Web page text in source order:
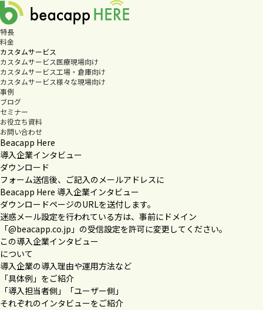
特長
料金
カスタムサービス
カスタムサービス医療現場向け
カスタムサービス工場・倉庫向け
カスタムサービス様々な現場向け
事例
ブログ
セミナー
お役立ち資料
お問い合わせ
Beacapp Here
導入企業インタビュー
ダウンロード
フォーム送信後、ご記入のメールアドレスに
Beacapp Here 導入企業インタビュー
ダウンロードページのURLを送付します。
迷惑メール設定を行われている方は、事前にドメイン
「@beacapp.co.jp」の受信設定を許可に変更してください。
この導入企業インタビュー
について
導入企業の導入理由や運用方法など
「具体例」をご紹介
「導入担当者側」「ユーザー側」
それぞれのインタビューをご紹介